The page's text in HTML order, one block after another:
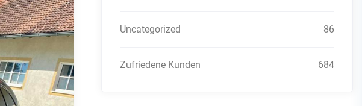
Uncategorized 86
Zufriedene Kunden 684